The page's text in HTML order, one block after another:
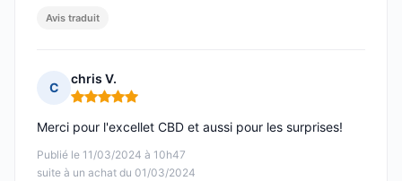
Avis traduit
C
chris V.
Note : 5 sur 5
Publié le 11/03/2024 à 10h47
suite à un achat du 01/03/2024
Merci pour l'excellet CBD et aussi pour les surprises!